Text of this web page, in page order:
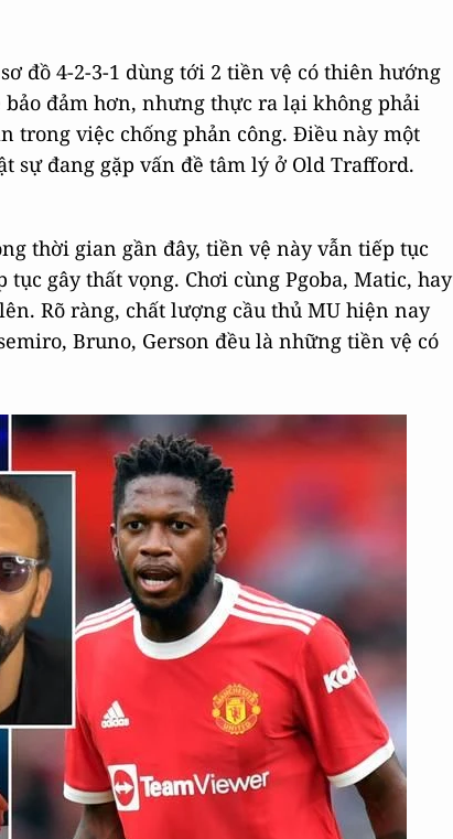
đồ 4-2-3-1 dùng tới 2 tiền vệ có thiên hướng
đảm hơn, nhưng thực ra lại không phải
trong việc chống phản công. Điều này một
sự đang gặp vấn đề tâm lý ở Old Trafford.
thời gian gần đây, tiền vệ này vẫn tiếp tục
gây thất vọng. Chơi cùng Pgoba, Matic, hay
Rõ ràng, chất lượng cầu thủ MU hiện nay
Bruno, Gerson đều là những tiền vệ có